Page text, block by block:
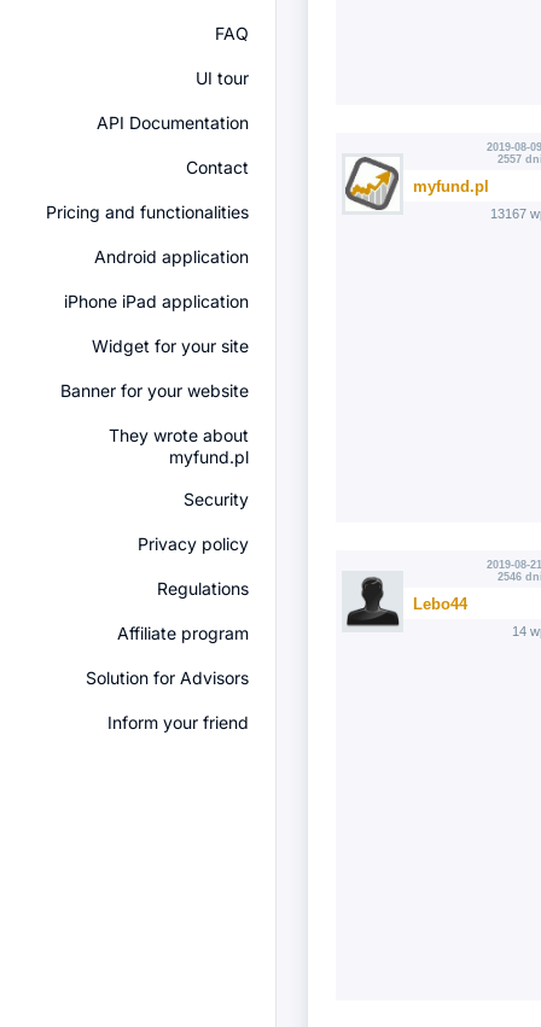
FAQ
UI tour
API Documentation
Contact
Pricing and functionalities
Android application
iPhone iPad application
Widget for your site
Banner for your website
They wrote about
myfund.pl
Security
Privacy policy
Regulations
Affiliate program
Solution for Advisors
Inform your friend
2019-08-
2557
myfund.pl
13167
2019-08-
2546
Lebo44
14